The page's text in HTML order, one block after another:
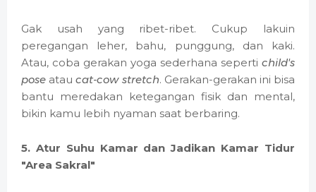
Gak usah yang ribet-ribet. Cukup lakuin
peregangan leher, bahu, punggung, dan kaki.
Atau, coba gerakan yoga sederhana seperti child's
pose ataucat-cow stretch. Gerakan-gerakan ini bisa
bantu meredakan ketegangan fisik dan mental,
bikin kamu lebih nyaman saat berbaring.
5. Atur Suhu Kamar dan Jadikan Kamar Tidur
"Area Sakral"